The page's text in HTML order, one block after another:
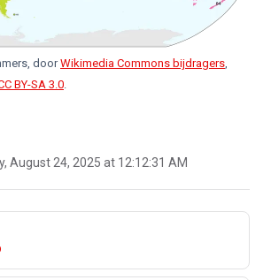
doorWikimedia Commons bijdragers,
BY-SA 3.0.
August 24, 2025 at 12:12:31 AM